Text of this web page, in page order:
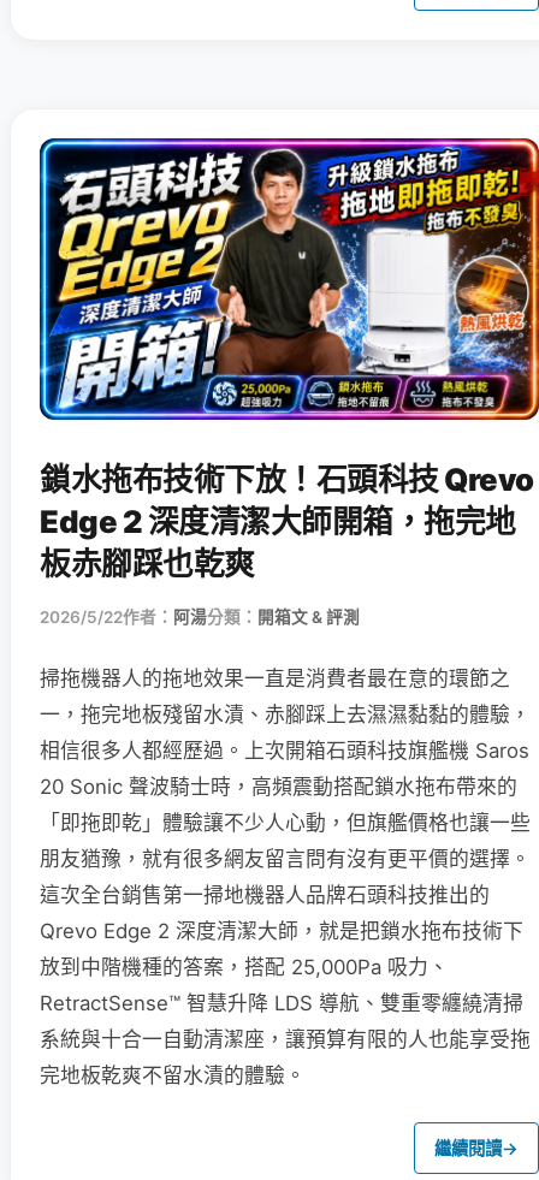
鎖水拖布技術下放！石頭科技 Qrevo
Edge 2 深度清潔大師開箱，拖完地
板赤腳踩也乾爽
2026/5/22作者： 阿湯分類： 開箱文 & 評測
掃拖機器人的拖地效果一直是消費者最在意的環節之
一，拖完地板殘留水漬、赤腳踩上去濕濕黏黏的體驗，
相信很多人都經歷過。上次開箱石頭科技旗艦機 Saros
20 Sonic 聲波騎士時，高頻震動搭配鎖水拖布帶來的
「即拖即乾」體驗讓不少人心動，但旗艦價格也讓一些
朋友猶豫，就有很多網友留言問有沒有更平價的選擇。
這次全台銷售第一掃地機器人品牌石頭科技推出的
Qrevo Edge 2 深度清潔大師，就是把鎖水拖布技術下
放到中階機種的答案，搭配 25,000Pa 吸力、
RetractSense™ 智慧升降 LDS 導航、雙重零纏繞清掃
系統與十合一自動清潔座，讓預算有限的人也能享受拖
完地板乾爽不留水漬的體驗。
繼續閱讀→